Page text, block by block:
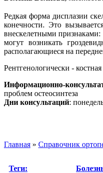
Редкая форма дисплазии
конечности. Это
внескелетными
могут возникать
располагающиеся на
Рентгенологически -
Информационно-
проблем остеосинтеза
Дни консультаций:
Главная » Справочник
Теги: